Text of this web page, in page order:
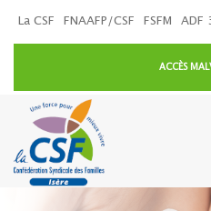
La CSF FNAAFP/CSF FSFM ADF
ACCÈS